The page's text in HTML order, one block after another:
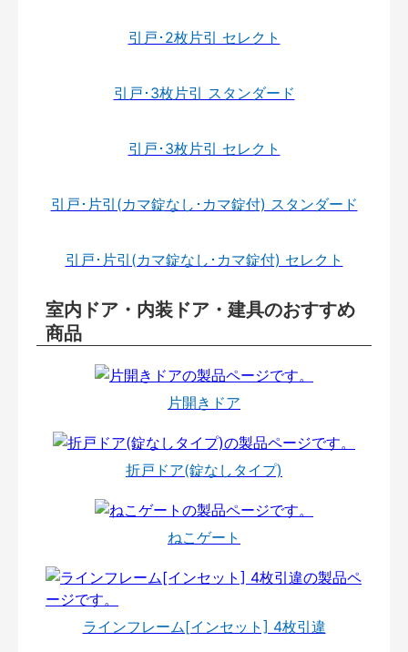
引戸･2枚片引 セレクト
引戸･3枚片引 スタンダード
引戸･3枚片引 セレクト
引戸･片引(カマ錠なし･カマ錠付) スタンダード
引戸･片引(カマ錠なし･カマ錠付) セレクト
室内ドア・内装ドア・建具のおすすめ
商品
片開きドア
折戸ドア(錠なしタイプ)
ねこゲート
ラインフレーム[インセット] 4枚引違